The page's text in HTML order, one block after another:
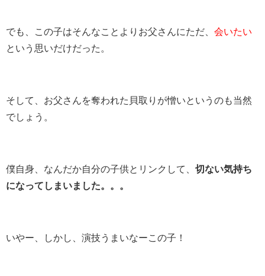
でも、この子はそんなことよりお父さんにただ、 会いたい
という思いだけだった。
そして、お父さんを奪われた貝取りが憎いというのも当然
でしょう。
僕自身、なんだか自分の子供とリンクして、 切ない気持ち
になってしまいました。。。
いやー、しかし、演技うまいなーこの子！